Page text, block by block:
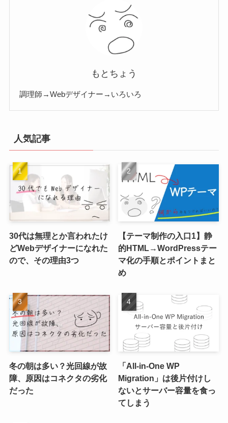
もとちょう
調理師→Webデザイナー→いろいろ
人気記事
30代は無理とか言われたけ
どWebデザイナーになれた
ので、その理由3つ
【テーマ制作の入口1】静
的HTML→WordPressテー
マ化の手順とポイントまと
め
冬の朝は多い？光回線が故
障、原因はコネクタの劣化
だった
「All-in-One WP
Migration」は後片付けし
ないとサーバー容量を食っ
てしまう